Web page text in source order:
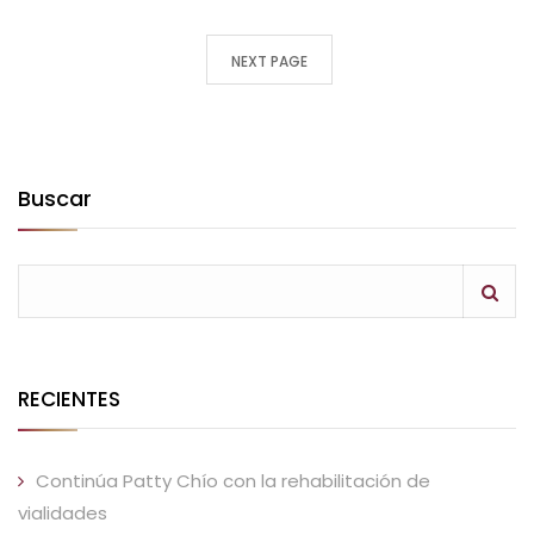
NEXT PAGE
Buscar
RECIENTES
Continúa Patty Chío con la rehabilitación de
vialidades